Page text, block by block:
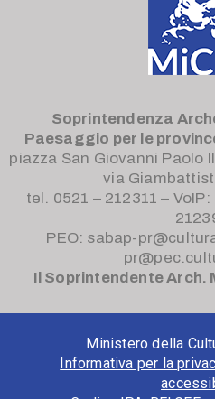
Soprintendenza
Paesaggio per le
piazza San Giovanni Paolo
via
tel. 0521 – 212311 –
PEO: sabap-
Il Soprintendente Arch.
Ministero della
Informativa per la